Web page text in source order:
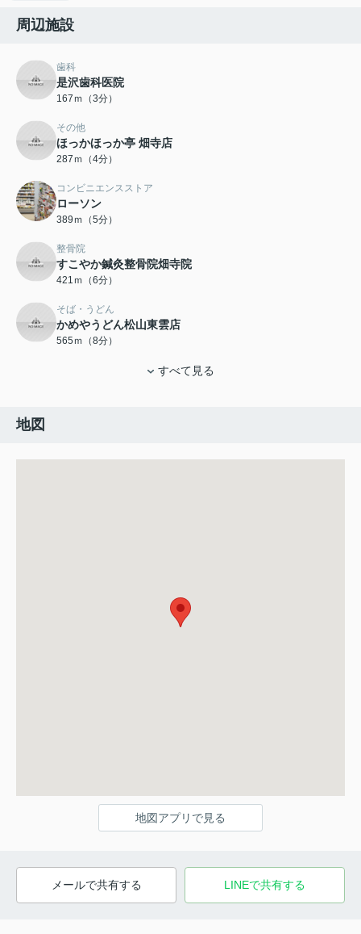
周辺施設
歯科
是沢歯科医院
167ｍ（3分）
その他
ほっかほっか亭 畑寺店
287ｍ（4分）
コンビニエンスストア
ローソン
389ｍ（5分）
整骨院
すこやか鍼灸整骨院畑寺院
421ｍ（6分）
そば・うどん
かめやうどん松山東雲店
565ｍ（8分）
すべて見る
地図
地図アプリで見る
メールで共有する LINEで共有する